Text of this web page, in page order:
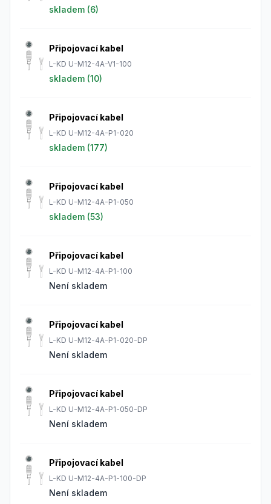
skladem (6)
Připojovací kabel
L-KD U-M12-4A-V1-100
skladem (10)
Připojovací kabel
L-KD U-M12-4A-P1-020
skladem (177)
Připojovací kabel
L-KD U-M12-4A-P1-050
skladem (53)
Připojovací kabel
L-KD U-M12-4A-P1-100
Není skladem
Připojovací kabel
L-KD U-M12-4A-P1-020-DP
Není skladem
Připojovací kabel
L-KD U-M12-4A-P1-050-DP
Není skladem
Připojovací kabel
L-KD U-M12-4A-P1-100-DP
Není skladem